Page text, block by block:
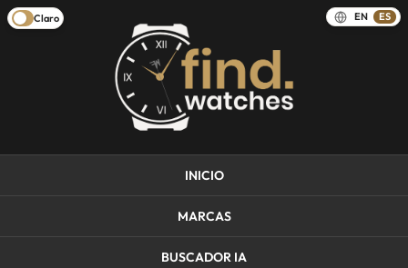
Claro EN ES
INICIO
MARCAS
BUSCADOR IA